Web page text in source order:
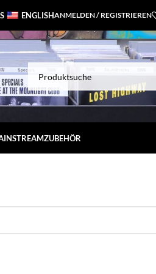
ENGLISHANMELDEN / REGISTRIEREN
ZUBEHÖR